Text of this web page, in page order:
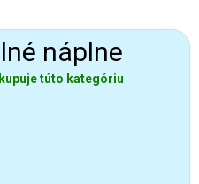
náplne
túto kategóriu